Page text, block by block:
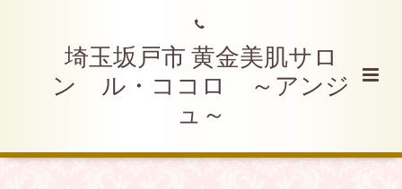
埼玉坂戸市 黄金美肌サロ
ン ル・ココロ ～アンジ
ュ～